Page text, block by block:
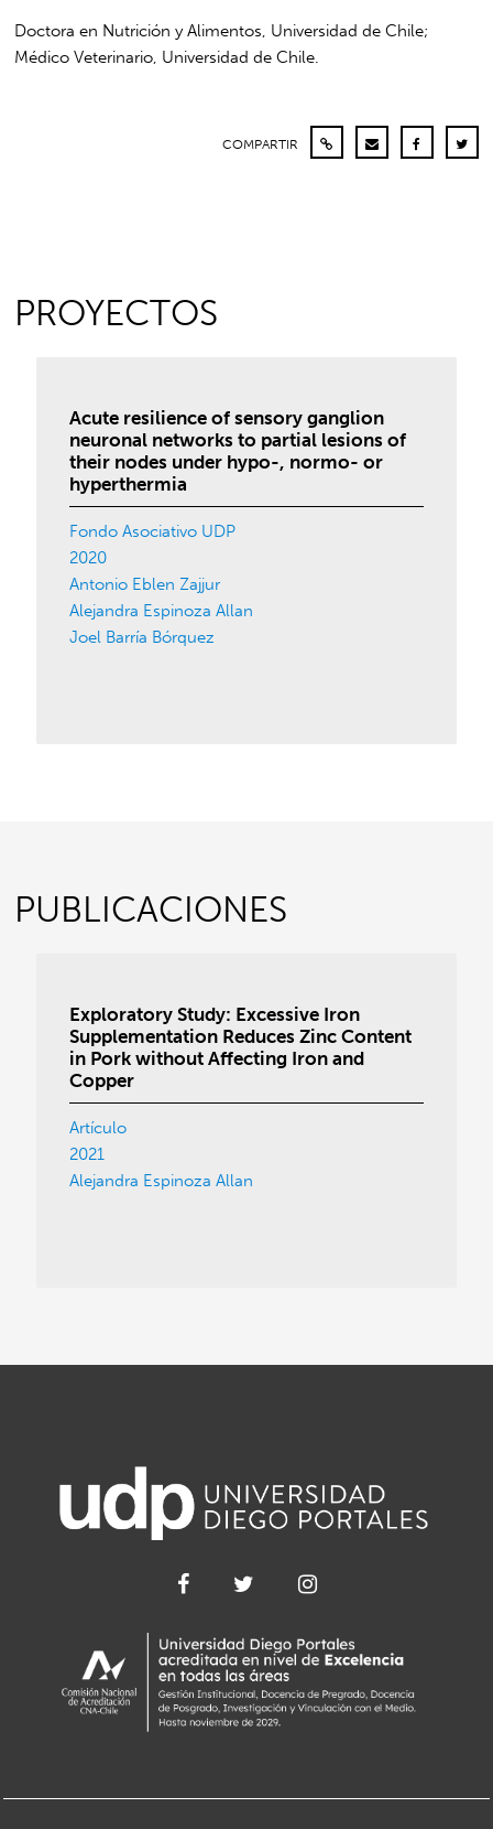
Doctora en Nutrición y Alimentos, Universidad de Chile;
Médico Veterinario, Universidad de Chile.
COMPARTIR
PROYECTOS
Acute resilience of sensory ganglion
neuronal networks to partial lesions of
their nodes under hypo-, normo- or
hyperthermia
Fondo Asociativo UDP
2020
Antonio Eblen Zajjur
Alejandra Espinoza Allan
Joel Barría Bórquez
PUBLICACIONES
Exploratory Study: Excessive Iron
Supplementation Reduces Zinc Content
in Pork without Affecting Iron and
Copper
Artículo
2021
Alejandra Espinoza Allan